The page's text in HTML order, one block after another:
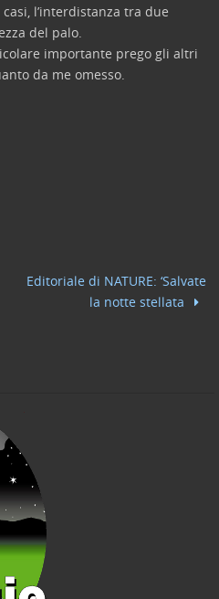
l’interdistanza tra due
del palo.
importante prego gli altri
da me omesso.
Editoriale di NATURE: ‘Salvate
la notte stellata